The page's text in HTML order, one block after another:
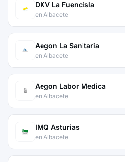
DKV La Fuencisla
en Albacete
Aegon La Sanitaria
en Albacete
Aegon Labor Medica
en Albacete
IMQ Asturias
en Albacete